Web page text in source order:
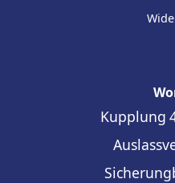
Kupplung